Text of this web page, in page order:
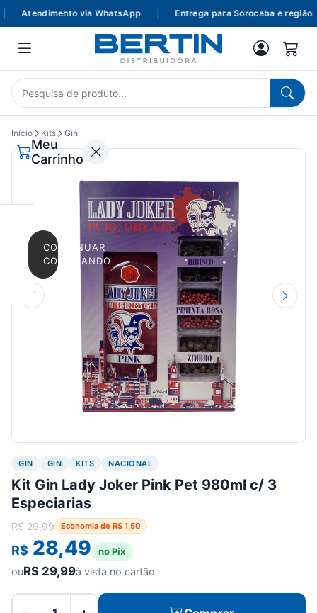
Atendimento via WhatsApp Entrega para Sorocaba e região
Meu
Carrinho
CONTINUAR
COMPRANDO
Início Kits Gin
GIN GIN KITS NACIONAL
Kit Gin Lady Joker Pink Pet 980ml c/ 3
Especiarias
R$29,99 Economia de R$ 1,50
R$ 28,49 no Pix
ouR$ 29,99à vista no cartão